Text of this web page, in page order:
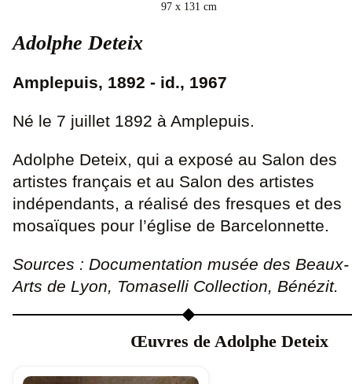
97 x 131 cm
Adolphe Deteix
Amplepuis, 1892 - id., 1967
Né le 7 juillet 1892 à Amplepuis.
Adolphe Deteix, qui a exposé au Salon des
artistes français et au Salon des artistes
indépendants, a réalisé des fresques et des
mosaïques pour l’église de Barcelonnette.
Sources : Documentation musée des Beaux-
Arts de Lyon, Tomaselli Collection, Bénézit.
Œuvres de Adolphe Deteix